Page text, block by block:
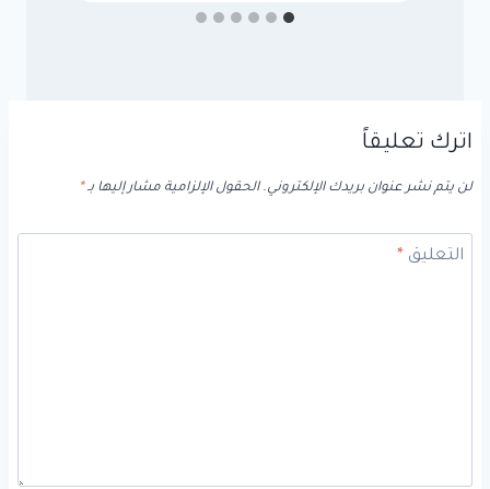
اترك تعليقاً
لن يتم نشر عنوان بريدك الإلكتروني. الحقول الإلزامية مشار إليها بـ*
التعليق*